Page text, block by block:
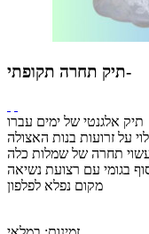
תיק תחרה תקופתי-
תיק אלגנטי של ימים עברו
על זרועות בנות האצולה
בגומי עם רצועת נשיאה
מקום נפלא לפלפון